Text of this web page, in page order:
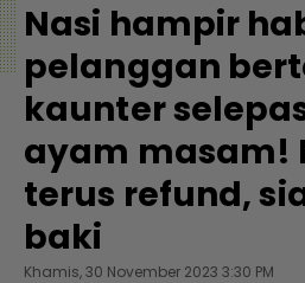
Nasi hampir
pelanggan
kaunter
ayam masam!
terus refund,
baki
Khamis, 30 November 2023 3:30 PM